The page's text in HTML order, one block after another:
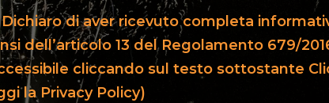
Dichiaro di aver ricevuto completa
dell’articolo 13 del Regolamento 679/
cliccando sul testo sottostante
la Privacy Policy)